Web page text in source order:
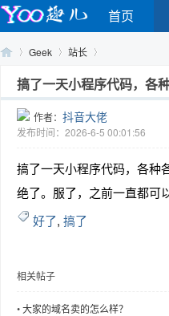
首页
Geek
›
站长
›
搞了一天小程序代码，各
作者： 抖音大佬
发布时间：2026-6-5 00:01:56
搞了一天小程序代码，各种
绝了。服了，之前一直都可
好了, 搞了
相关帖子
•大家的域名卖的怎么样？